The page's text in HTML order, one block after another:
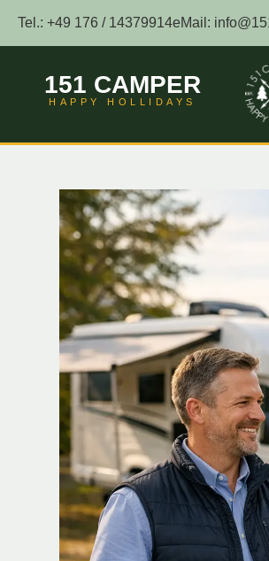
Tel.: +49 176 / 14379914eMail:
151 CAMPER
HAPPY HOLLIDAYS